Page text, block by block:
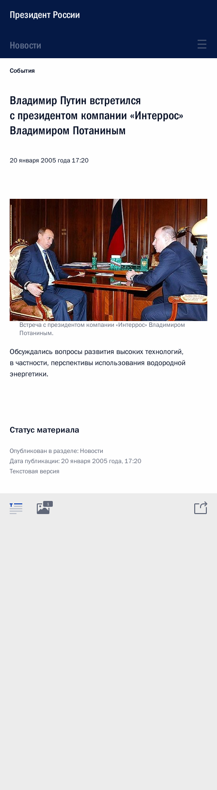
Президент России
Новости
События
Владимир Путин встретился
с президентом компании «Интеррос»
Владимиром Потаниным
20 января 2005 года 17:20
Встреча с президентом компании «Интеррос» Владимиром
Потаниным.
Обсуждались вопросы развития высоких технологий,
в частности, перспективы использования водородной
энергетики.
Статус материала
Опубликован в разделе: Новости
Дата публикации:20 января 2005 года, 17:20
Текстовая версия
1